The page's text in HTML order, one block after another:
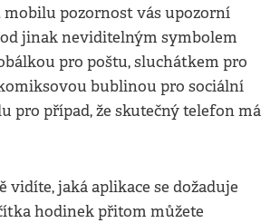
pozornost vás upozorní
jinak neviditelným symbolem
pro poštu, sluchátkem pro
bublinou pro sociální
pro případ, že skutečný telefon má
vidíte, jaká aplikace se dožaduje
hodinek přitom můžete